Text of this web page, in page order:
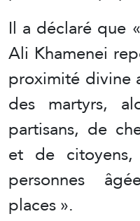
Il a déclaré que
Ali Khamenei
proximité divine
des martyrs,
partisans, de
et de citoyens,
personnes
places ».